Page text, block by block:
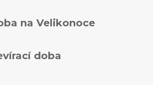
na Velikonoce
doba